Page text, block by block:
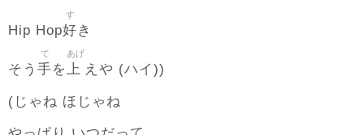
Hip Hop好
す
き
そう 手
て
を上
あげ
えや (ハイ))
(じゃね ほじゃね